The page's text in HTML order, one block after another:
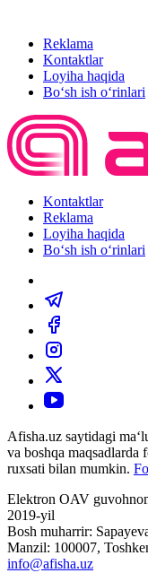
Reklama
Kontaktlar
Loyiha haqida
Bo‘sh ish o‘rinlari
Kontaktlar
Reklama
Loyiha haqida
Bo‘sh ish o‘rinlari
Afisha.uz saytidagi
va boshqa
ruxsati bilan mumkin.
Elektron OAV
2019-yil
Bosh muharrir:
Manzil: 100007,
info@afisha.uz